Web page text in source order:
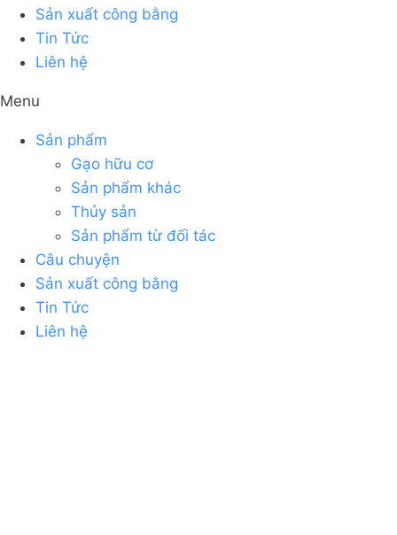
Sản xuất công bằng
Tin Tức
Liên hệ
Menu
Sản phẩm
Gạo hữu cơ
Sản phẩm khác
Thủy sản
Sản phẩm từ đối tác
Câu chuyện
Sản xuất công bằng
Tin Tức
Liên hệ